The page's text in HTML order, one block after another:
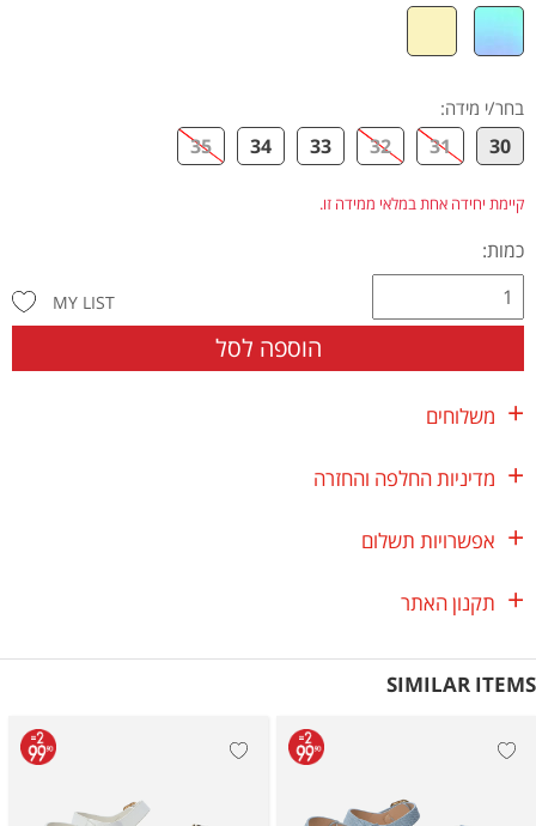
בחר/י מידה:
30
31
32
33
34
35
קיימת יחידה אחת במלאי ממידה זו.
כמות:
הוספה לסל
MY LIST
משלוחים
מדיניות החלפה והחזרה
אפשרויות תשלום
תקנון האתר
SIMILAR ITEMS